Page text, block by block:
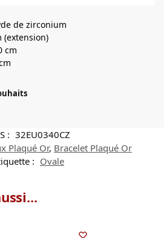
de zirconium
(extension)
cm
: 32EU0340CZ
Plaqué Or, Bracelet Plaqué Or
: Ovale